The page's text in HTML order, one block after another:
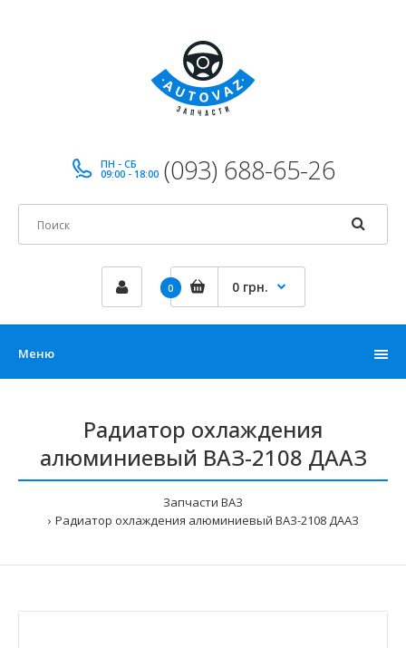
ПН - СБ
09:00 - 18:00 (093) 688-65-26
0 0 грн.
Меню
Радиатор охлаждения
алюминиевый ВАЗ-2108 ДААЗ
Запчасти ВАЗ
Радиатор охлаждения алюминиевый ВАЗ-2108 ДААЗ